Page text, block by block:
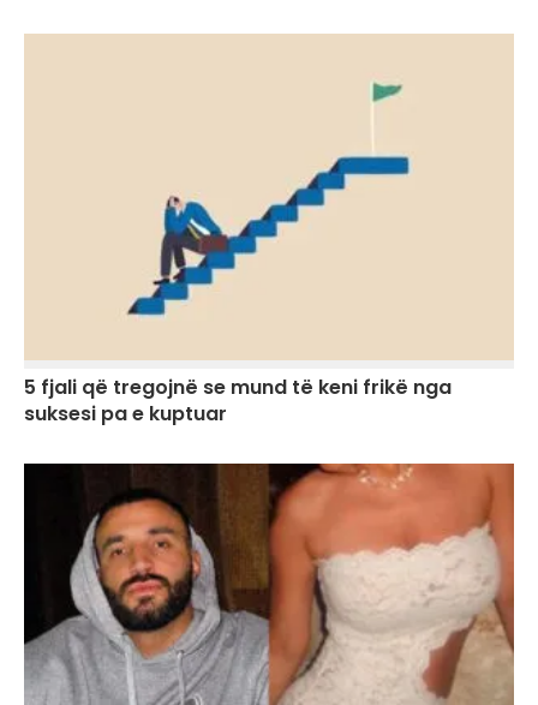
5 fjali që tregojnë se mund të keni frikë nga
suksesi pa e kuptuar